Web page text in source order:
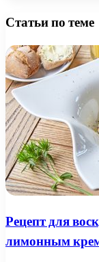
Статьи по теме
Рецепт для
лимонным